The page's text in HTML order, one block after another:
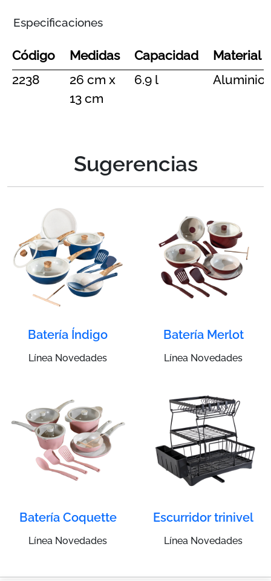
Especificaciones
Código Medidas Capacidad
Material
2238
26 cm x
13 cm
6.9 l Aluminio
Sugerencias
Batería Índigo
Línea Novedades
Batería Merlot
Línea Novedades
Batería Coquette
Línea Novedades
Escurridor trinivel
Línea Novedades